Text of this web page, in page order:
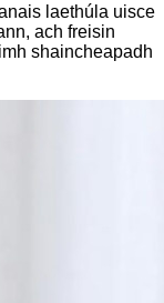
laethúla uisce
ach freisin
shaincheapadh